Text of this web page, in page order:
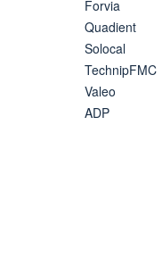
Forvia
Quadient
Solocal
TechnipFMC
Valeo
ADP